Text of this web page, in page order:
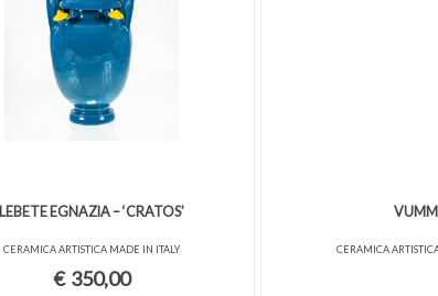
LEBETE EGNAZIA – ‘CRATOS’
CERAMICA ARTISTICA MADE IN ITALY
€ 350,00
CERAMICA